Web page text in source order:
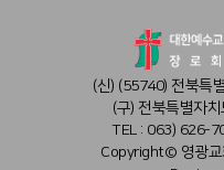
(신) (55740) 전북특
(구) 전북특별자
TEL : 063) 626-
Copyright© 영광교